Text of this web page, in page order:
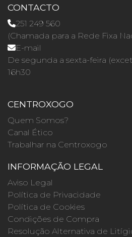
CONTACTO
251 249 560
(Chamada para a Rede Fixa
E-mail
De segunda a sexta-feira
16h30
CENTROXOGO
Quem Somos?
Canal Ético
Trabalhar na Centroxogo
INFORMAÇÃO LEGAL
Aviso Legal
Política de Privacidade
Política de Cookies
Condições de Compra
Resolução Alternativa de